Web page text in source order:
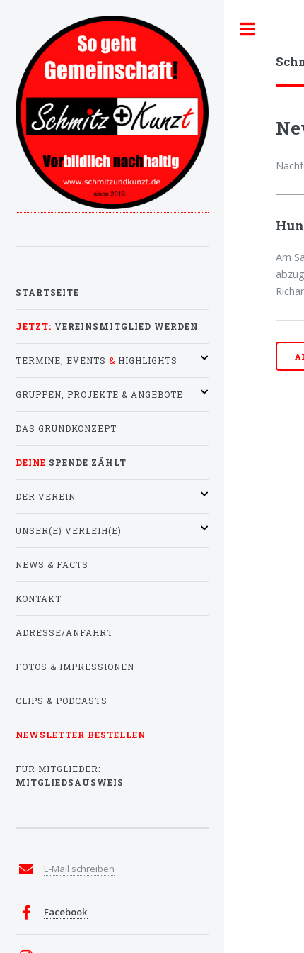
Am
STARTSEITE
JETZT: VEREINSMITGLIED WERDEN
TERMINE, EVENTS & HIGHLIGHTS
GRUPPEN, PROJEKTE & ANGEBOTE
DAS GRUNDKONZEPT
DEINE SPENDE ZÄHLT
DER VEREIN
UNSER(E) VERLEIH(E)
NEWS & FACTS
KONTAKT
ADRESSE/ANFAHRT
FOTOS & IMPRESSIONEN
CLIPS & PODCASTS
NEWSLETTER BESTELLEN
FÜR MITGLIEDER:
MITGLIEDSAUSWEIS
E-Mail schreiben
Facebook
Toggle